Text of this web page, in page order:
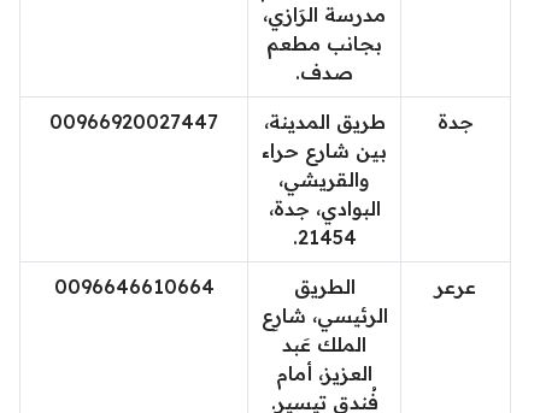
مدرسة الرَازي،
بجانب مطعم
صدف.
جدة
طريق المدينة،
بين شارع حراء
والقريشي،
البوادي، جدة،
21454.
00966920027447
عرعر
الطريق
الرئيسي، شارِع
الملك عَبد
العزيز، أمام
فُندق تيسير.
0096646610664